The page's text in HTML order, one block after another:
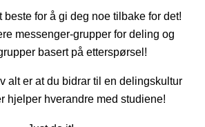
for å gi deg noe tilbake for det!
messenger-grupper for deling og
basert på etterspørsel!
alt er at du bidrar til en delingskultur
hjelper hverandre med studiene!